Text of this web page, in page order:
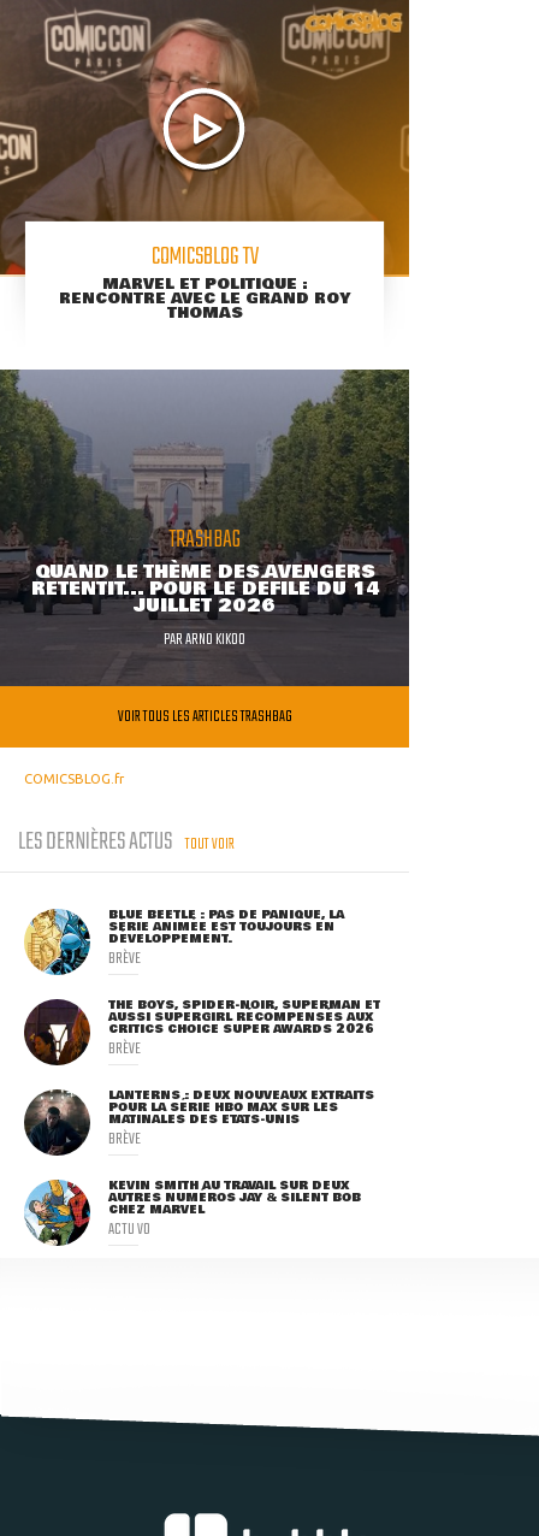
COMICSBLOG TV
MARVEL ET POLITIQUE :
RENCONTRE AVEC LE GRAND ROY
THOMAS
TRASHBAG
QUAND LE THÈME DES AVENGERS
RETENTIT... POUR LE DÉFILÉ DU 14
JUILLET 2026
PARARNO KIKOO
VOIR TOUS LES ARTICLES TRASHBAG
COMICSBLOG.fr
LES DERNIÈRES ACTUS TOUT VOIR
BLUE BEETLE : PAS DE PANIQUE, LA
SÉRIE ANIMÉE EST TOUJOURS EN
DÉVELOPPEMENT.
BRÈVE
THE BOYS, SPIDER-NOIR, SUPERMAN ET
AUSSI SUPERGIRL RÉCOMPENSÉS AUX
CRITICS CHOICE SUPER AWARDS 2026
BRÈVE
LANTERNS : DEUX NOUVEAUX EXTRAITS
POUR LA SÉRIE HBO MAX SUR LES
MATINALES DES ETATS-UNIS
BRÈVE
KEVIN SMITH AU TRAVAIL SUR DEUX
AUTRES NUMÉROS JAY & SILENT BOB
CHEZ MARVEL
ACTU VO